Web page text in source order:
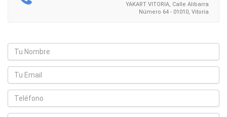
YAKART VITORIA, Calle Alibarra
Número 64 - 01010, Vitoria